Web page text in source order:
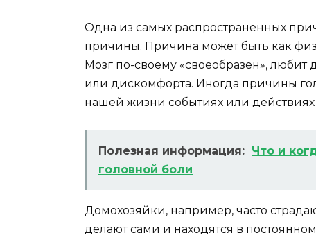
Одна из самых распространенных
причины. Причина может быть как
Мозг по-своему «своеобразен», любит
или дискомфорта. Иногда причины
нашей жизни событиях или
Полезная информация: Что и
головной боли
Домохозяйки, например, часто
делают сами и находятся в